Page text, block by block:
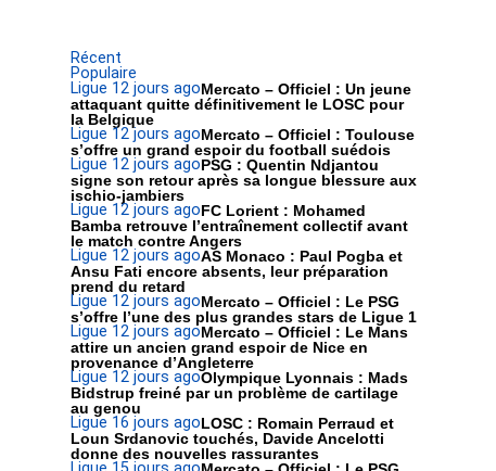
Récent
Populaire
Ligue 12 jours agoMercato – Officiel : Un jeune
attaquant quitte définitivement le LOSC pour
la Belgique
Ligue 12 jours agoMercato – Officiel : Toulouse
s’offre un grand espoir du football suédois
Ligue 12 jours agoPSG : Quentin Ndjantou
signe son retour après sa longue blessure aux
ischio-jambiers
Ligue 12 jours agoFC Lorient : Mohamed
Bamba retrouve l’entraînement collectif avant
le match contre Angers
Ligue 12 jours agoAS Monaco : Paul Pogba et
Ansu Fati encore absents, leur préparation
prend du retard
Ligue 12 jours agoMercato – Officiel : Le PSG
s’offre l’une des plus grandes stars de Ligue 1
Ligue 12 jours agoMercato – Officiel : Le Mans
attire un ancien grand espoir de Nice en
provenance d’Angleterre
Ligue 12 jours agoOlympique Lyonnais : Mads
Bidstrup freiné par un problème de cartilage
au genou
Ligue 16 jours agoLOSC : Romain Perraud et
Loun Srdanovic touchés, Davide Ancelotti
donne des nouvelles rassurantes